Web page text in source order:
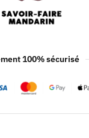
100% sécurisé